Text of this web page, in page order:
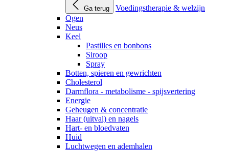
Ga terug
Voedingstherapie & welzijn
Ogen
Neus
Keel
Pastilles en bonbons
Siroop
Spray
Botten, spieren en gewrichten
Cholesterol
Darmflora - metabolisme - spijsvertering
Energie
Geheugen & concentratie
Haar (uitval) en nagels
Hart- en bloedvaten
Huid
Luchtwegen en ademhalen